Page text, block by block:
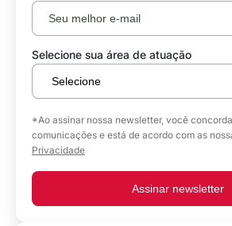
Selecione sua área de atuação
*Ao assinar nossa newsletter, você
comunicações e está de acordo com as
Privacidade
Assinar newsletter